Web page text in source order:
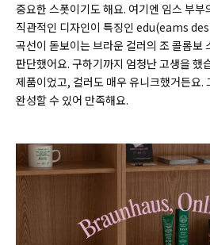
중요한 스폿이기도 해요. 여기엔 임스 부부
직관적인 디자인이 특징인 edu(eams
곡선이 돋보이는 브라운 컬러의 조 콜롬보
판단했어요. 구하기까지 엄청난 고생을 했
제품이었고, 컬러도 매우 유니크했거든요.
완성할 수 있어 만족해요.